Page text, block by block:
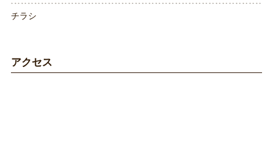
チラシ
アクセス